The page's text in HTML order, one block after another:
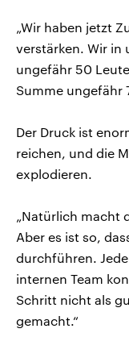
„Wir haben jetzt
verstärken. Wir in
ungefähr 50
Summe ungefähr
Der Druck ist
reichen, und die
explodieren.
„Natürlich macht
Aber es ist so,
durchführen.
internen Team
Schritt nicht als
gemacht.“